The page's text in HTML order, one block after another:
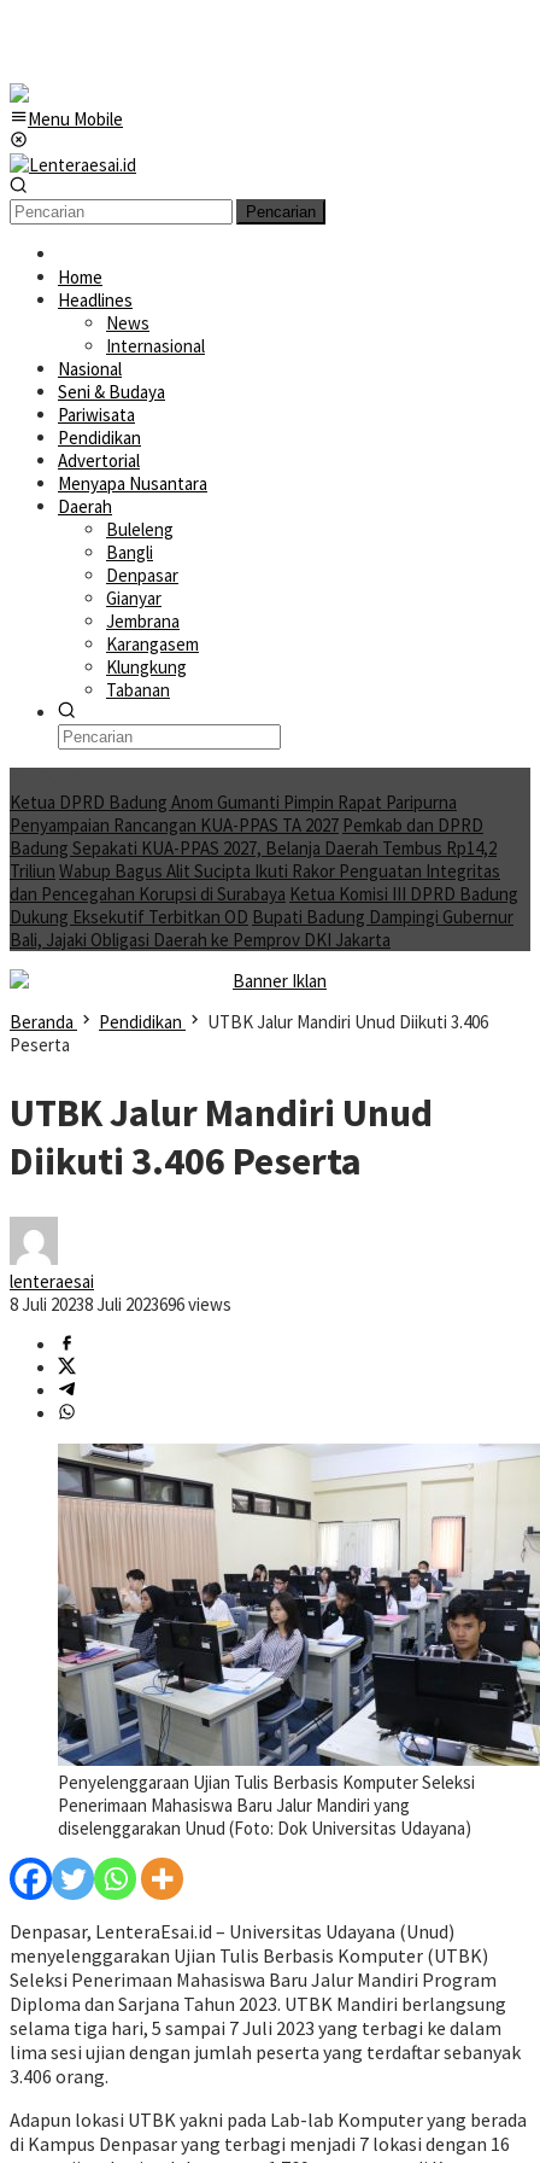
Menu Mobile
Pencarian
Home
Headlines
News
Internasional
Nasional
Seni & Budaya
Pariwisata
Pendidikan
Advertorial
Menyapa Nusantara
Daerah
Buleleng
Bangli
Denpasar
Gianyar
Jembrana
Karangasem
Klungkung
Tabanan
Ketua DPRD Badung Anom Gumanti Pimpin Rapat Paripurna
Penyampaian Rancangan KUA-PPAS TA 2027 Pemkab dan DPRD
Badung Sepakati KUA-PPAS 2027, Belanja Daerah Tembus Rp14,2
Triliun Wabup Bagus Alit Sucipta Ikuti Rakor Penguatan Integritas
dan Pencegahan Korupsi di Surabaya Ketua Komisi III DPRD Badung
Dukung Eksekutif Terbitkan OD Bupati Badung Dampingi Gubernur
Bali, Jajaki Obligasi Daerah ke Pemprov DKI Jakarta
Beranda Pendidikan
UTBK Jalur Mandiri Unud Diikuti 3.406
Peserta
UTBK Jalur Mandiri Unud
Diikuti 3.406 Peserta
lenteraesai
8 Juli 20238 Juli 2023696 views
Penyelenggaraan Ujian Tulis Berbasis Komputer Seleksi
Penerimaan Mahasiswa Baru Jalur Mandiri yang
diselenggarakan Unud (Foto: Dok Universitas Udayana)
Denpasar, LenteraEsai.id – Universitas Udayana (Unud)
menyelenggarakan Ujian Tulis Berbasis Komputer (UTBK)
Seleksi Penerimaan Mahasiswa Baru Jalur Mandiri Program
Diploma dan Sarjana Tahun 2023. UTBK Mandiri berlangsung
selama tiga hari, 5 sampai 7 Juli 2023 yang terbagi ke dalam
lima sesi ujian dengan jumlah peserta yang terdaftar sebanyak
3.406 orang.
Adapun lokasi UTBK yakni pada Lab-lab Komputer yang berada
di Kampus Denpasar yang terbagi menjadi 7 lokasi dengan 16